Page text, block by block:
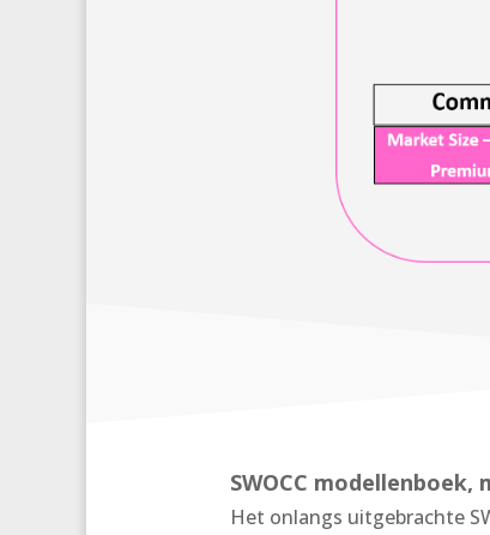
SWOCC
Het onlangs uitgebrachte